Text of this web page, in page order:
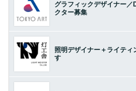
グラフィックデザイナー／
クター募集
照明デザイナー＋ライティ
す